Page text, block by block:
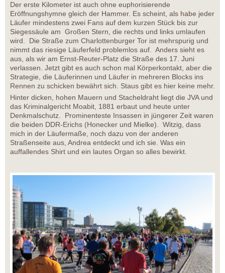
Der erste Kilometer ist auch ohne euphorisierende
Eröffnungshymne gleich der Hammer. Es scheint, als habe jeder
Läufer mindestens zwei Fans auf dem kurzen Stück bis zur
Siegessäule am Großen Stern, die rechts und links umlaufen
wird. Die Straße zum Charlottenburger Tor ist mehrspurig und
nimmt das riesige Läuferfeld problemlos auf. Anders sieht es
aus, als wir am Ernst-Reuter-Platz die Straße des 17. Juni
verlassen. Jetzt gibt es auch schon mal Körperkontakt, aber die
Strategie, die Läuferinnen und Läufer in mehreren Blocks ins
Rennen zu schicken bewährt sich. Staus gibt es hier keine mehr.
Hinter dicken, hohen Mauern und Stacheldraht liegt die JVA und
das Kriminalgericht Moabit, 1881 erbaut und heute unter
Denkmalschutz. Prominenteste Insassen in jüngerer Zeit waren
die beiden DDR-Erichs (Honecker und Mielke). Witzig, dass
mich in der Läufermaße, noch dazu von der anderen
Straßenseite aus, Andrea entdeckt und ich sie. Was ein
auffallendes Shirt und ein lautes Organ so alles bewirkt.